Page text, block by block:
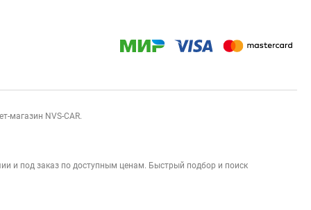
магазин NVS-CAR.
и под заказ по доступным ценам. Быстрый подбор и поиск